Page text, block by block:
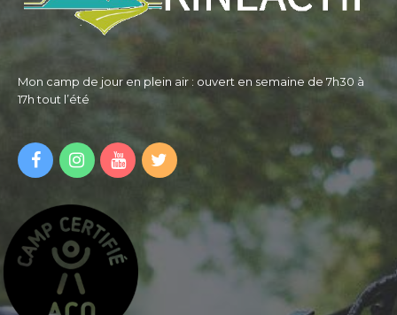
Mon camp de jour en plein air : ouvert en semaine de 7h30 à
17h tout l’été